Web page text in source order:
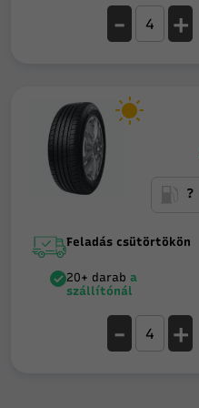
- +
?
Feladás csütörtökön
20+ darab a
szállítónál
- +